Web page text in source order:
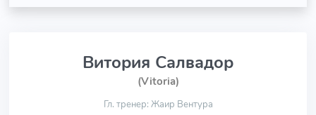
Витория Салвадор
(Vitoria)
Гл. тренер: Жаир Вентура